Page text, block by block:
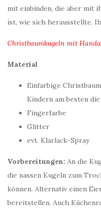
mit einbinden, die aber mit
ist, wie sich herausstellte.
Christbaumkugeln mit
Material
Einfarbige
Kindern am besten
Fingerfarbe
Glitter
evt. Klarlack-Spray
Vorbereitungen: An die
die nassen Kugeln zum
können. Alternativ einen
bereitstellen. Auch